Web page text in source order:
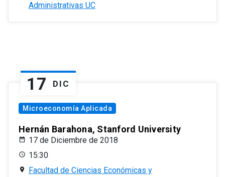
Administrativas UC
17 DIC
Microeconomía Aplicada
Hernán Barahona, Stanford University
17 de Diciembre de 2018
15:30
Facultad de Ciencias Económicas y